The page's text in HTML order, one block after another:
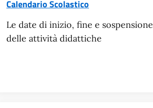
Calendario Scolastico
Le date di inizio, fine e sospensione
delle attività didattiche